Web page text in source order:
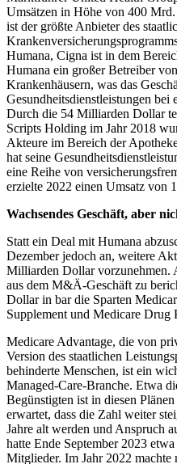
Umsätzen in Höhe von 400
ist der größte Anbieter des
Humana, Cigna ist in dem
Humana ein großer Betreiber
Krankenhäusern, was das
Gesundheitsdienstleistungen bei
Durch die 54 Milliarden Dollar
Scripts Holding im Jahr 2018
Akteure im Bereich der
hat seine
eine Reihe von
erzielte 2022 einen Umsatz von
Wachsendes Geschäft, aber
Statt ein Deal mit Humana
Dezember jedoch an, weitere
Milliarden Dollar vorzunehmen.
aus dem M&Ä-Geschäft zu
Dollar in bar die Sparten
Supplement und Medicare Drug
Medicare Advantage, die von
Version des staatlichen
behinderte Menschen, ist ein
Managed-Care-Branche. Etwa
Begünstigten ist in diesen
erwartet, dass die Zahl weiter
Jahre alt werden und Anspruch
hatte Ende September 2023
Mitglieder. Im Jahr 2022